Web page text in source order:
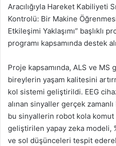
Aracılığıyla Hareket Kabiliyeti
Kontrolü: Bir Makine
Etkileşimi Yaklaşımı” başlıklı
programı kapsamında destek
Proje kapsamında, ALS ve MS
bireylerin yaşam kalitesini
kol sistemi geliştirildi. EEG
alınan sinyaller gerçek
bu sinyallerin robot kola komut
geliştirilen yapay zeka modeli,
ve sol düşünceleri tespit